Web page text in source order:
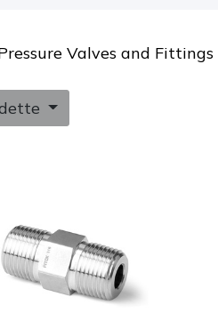
Valves and Fittings